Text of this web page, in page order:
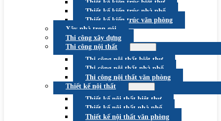
Thiết kế kiến trúc biệt thự
Thiết kế kiến trúc nhà phố
Thiết kế kiến trúc văn phòng
Xây nhà trọn gói
Thi công xây dựng
Thi công nội thất
Thi công nội thất biệt thự
Thi công nội thất nhà phố
Thi công nội thất văn phòng
Thiết kế nội thất
Thiết kế nội thất biệt thự
Thiết kế nội thất nhà phố
Thiết kế nội thất văn phòng